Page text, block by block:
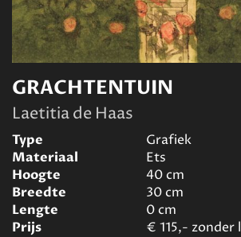
GRACHTENTUIN
Laetitia de Haas
Type
Grafiek
Materiaal
Ets
Hoogte
40cm
Breedte
30cm
Lengte
0cm
Prijs
€ 115,- zonder